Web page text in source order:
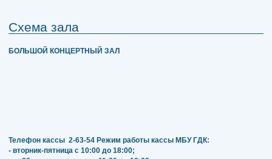
Схема зала
БОЛЬШОЙ КОНЦЕРТНЫЙ ЗАЛ
Телефон кассы 2-63-54 Режим работы кассы МБУ ГДК:
- вторник-пятница с 10:00 до 18:00;